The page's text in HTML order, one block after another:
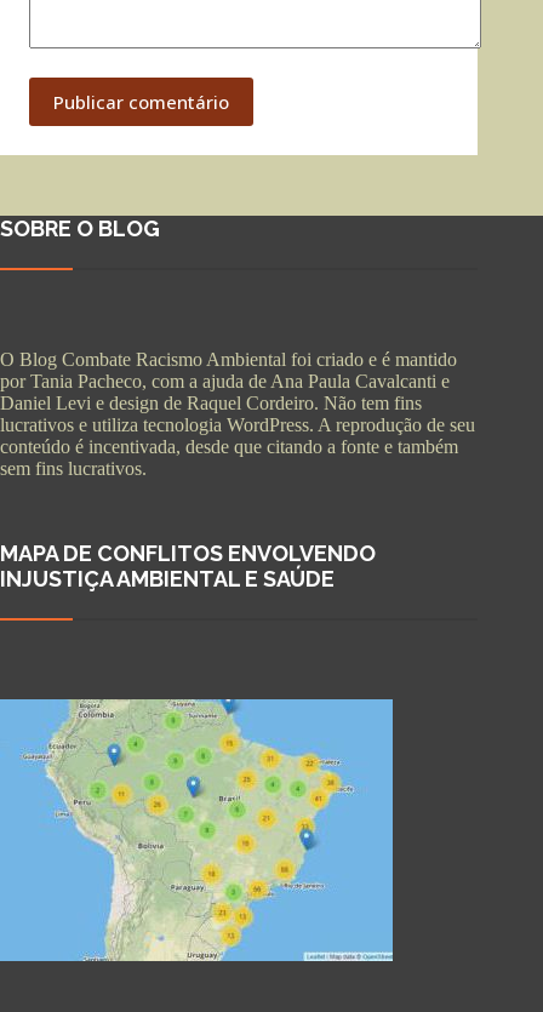
Publicar comentário
SOBRE O BLOG
O Blog Combate Racismo Ambiental foi criado e é mantido
por Tania Pacheco, com a ajuda de Ana Paula Cavalcanti e
Daniel Levi e design de Raquel Cordeiro. Não tem fins
lucrativos e utiliza tecnologia WordPress. A reprodução de seu
conteúdo é incentivada, desde que citando a fonte e também
sem fins lucrativos.
MAPA DE CONFLITOS ENVOLVENDO
INJUSTIÇA AMBIENTAL E SAÚDE